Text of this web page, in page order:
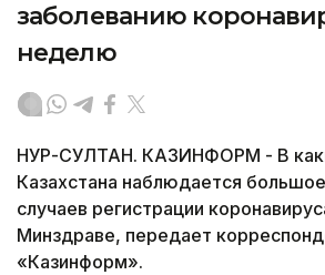
заболеванию
неделю
НУР-СУЛТАН. КАЗИНФОРМ - В
Казахстана наблюдается
случаев регистрации
Минздраве, передает
«Казинформ».